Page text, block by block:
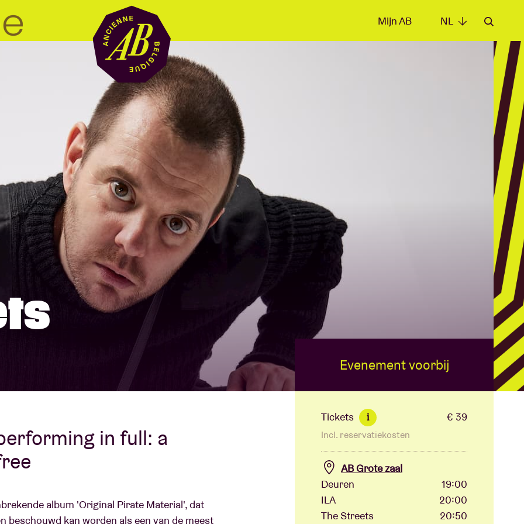
NL
Zaalhuur
BRDCST
ABtv
Concertcheque
Over AB
Mijn AB NL
in full: ​a
album 'Original Pirate Material', dat
beschouwd kan worden als een van de meest
Evenement voorbij
Tickets i € 39
Incl. reservatiekosten
AB Grote zaal
Deuren
19:00
ILA
20:00
The Streets
20:50